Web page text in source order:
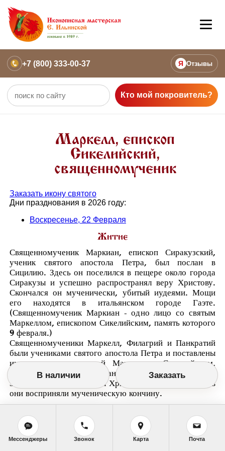
+7 (800) 333-00-37 Я Отзывы
Кто мой покровитель?
Маркелл, епископ
Сикелийский,
священномученик
Заказать икону святого
Дни празднования в 2026 году:
Воскресенье, 22 Февраля
Житие
Священномученик Маркиан, епископ Сиракузский,
ученик святого апостола Петра, был послан в
Сицилию. Здесь он поселился в пещере около города
Сиракузы и успешно распространял веру Христову.
Скончался он мученически, убитый иудеями. Мощи
его находятся в итальянском городе Гаэте.
(Священномученик Маркиан - одно лицо со святым
Маркеллом, епископом Сикелийским, память которого
9 февраля.)
Священномученики Маркелл, Филагрий и Панкратий
были учениками святого апостола Петра и поставлены
им епископами: святой Маркелл - Сицилийским,
Филагрий - Кипрским и Панкратий - Тавроменийским.
За распространение веры Христовой среди язычников
они восприняли мученическую кончину.
В наличии Заказать
Мессенджеры Звонок Карта Почта